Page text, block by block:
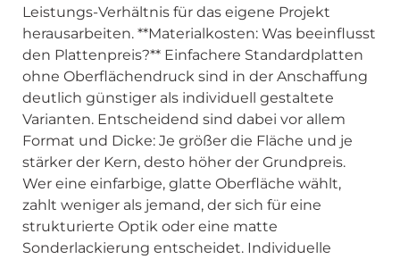
Leistungs-Verhältnis für das eigene Projekt
herausarbeiten. **Materialkosten: Was beeinflusst
den Plattenpreis?** Einfachere Standardplatten
ohne Oberflächendruck sind in der Anschaffung
deutlich günstiger als individuell gestaltete
Varianten. Entscheidend sind dabei vor allem
Format und Dicke: Je größer die Fläche und je
stärker der Kern, desto höher der Grundpreis.
Wer eine einfarbige, glatte Oberfläche wählt,
zahlt weniger als jemand, der sich für eine
strukturierte Optik oder eine matte
Sonderlackierung entscheidet. Individuelle